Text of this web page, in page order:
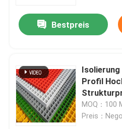
Bestpreis
Profil
MOQ：100
Preis：